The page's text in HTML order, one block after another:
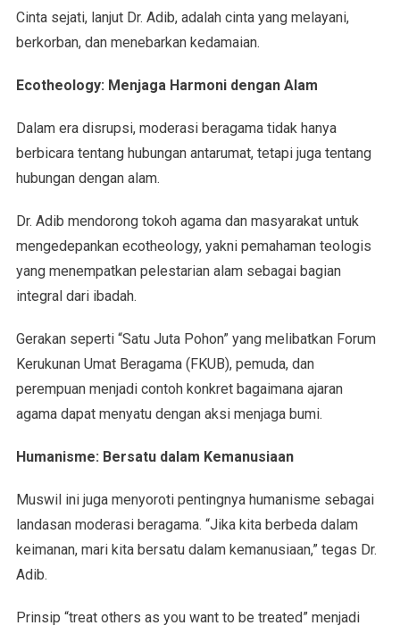
Cinta sejati, lanjut Dr. Adib, adalah cinta yang melayani,
berkorban, dan menebarkan kedamaian.
Ecotheology: Menjaga Harmoni dengan Alam
Dalam era disrupsi, moderasi beragama tidak hanya
berbicara tentang hubungan antarumat, tetapi juga tentang
hubungan dengan alam.
Dr. Adib mendorong tokoh agama dan masyarakat untuk
mengedepankan ecotheology, yakni pemahaman teologis
yang menempatkan pelestarian alam sebagai bagian
integral dari ibadah.
Gerakan seperti “Satu Juta Pohon” yang melibatkan Forum
Kerukunan Umat Beragama (FKUB), pemuda, dan
perempuan menjadi contoh konkret bagaimana ajaran
agama dapat menyatu dengan aksi menjaga bumi.
Humanisme: Bersatu dalam Kemanusiaan
Muswil ini juga menyoroti pentingnya humanisme sebagai
landasan moderasi beragama. “Jika kita berbeda dalam
keimanan, mari kita bersatu dalam kemanusiaan,” tegas Dr.
Adib.
Prinsip “treat others as you want to be treated” menjadi